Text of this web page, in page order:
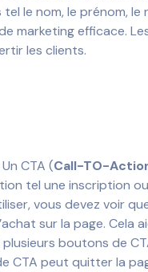
le nom, le prénom, le
marketing efficace.
les clients.
Un CTA (Call-TO-
tel une inscription
vous devez voir
sur la page. Cela
plusieurs boutons de
CTA peut quitter la